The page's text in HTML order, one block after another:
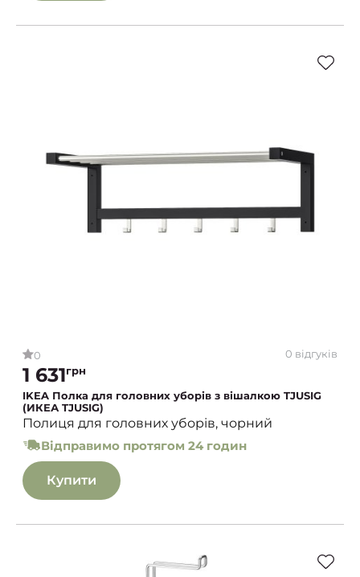
0 0 відгуків
1 631грн
IKEA Полка для головних уборів з вішалкою TJUSIG
(ИКЕА TJUSIG)
Полиця для головних уборів, чорний
Відправимо протягом 24 годин
Купити